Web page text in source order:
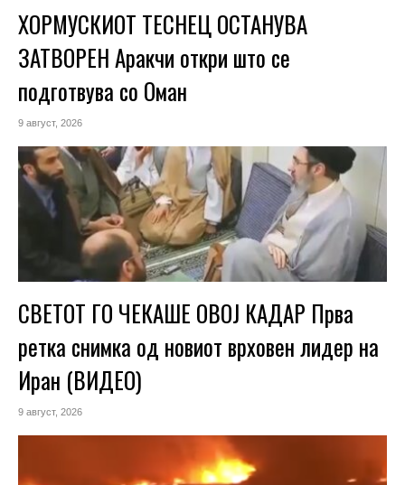
ХОРМУСКИОТ ТЕСНЕЦ ОСТАНУВА
ЗАТВОРЕН Аракчи откри што се
подготвува со Оман
9 август, 2026
СВЕТОТ ГО ЧЕКАШЕ ОВОЈ КАДАР Прва
ретка снимка од новиот врховен лидер на
Иран (ВИДЕО)
9 август, 2026